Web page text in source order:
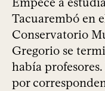
Tacuarembó en
Conservatorio
Gregorio se
había
por